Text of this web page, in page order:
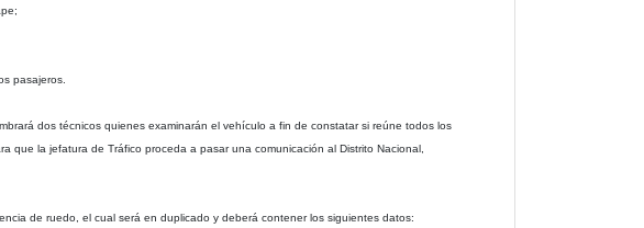
pasajeros.
dos técnicos quienes examinarán el vehículo a fin de constatar si reúne todos los
que la jefatura de Tráfico proceda a pasar una comunicación al Distrito Nacional,
de ruedo, el cual será en duplicado y deberá contener los siguientes datos: